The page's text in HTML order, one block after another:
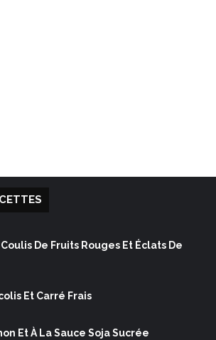
De Fruits Rouges Et Éclats De
Et Carré Frais
Et À La Sauce Soja Sucrée